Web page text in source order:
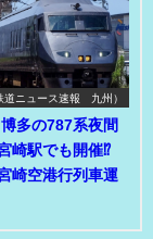
道ニュース速報 九州）
多の787系夜間
崎駅でも開催⁉
崎空港行列車運